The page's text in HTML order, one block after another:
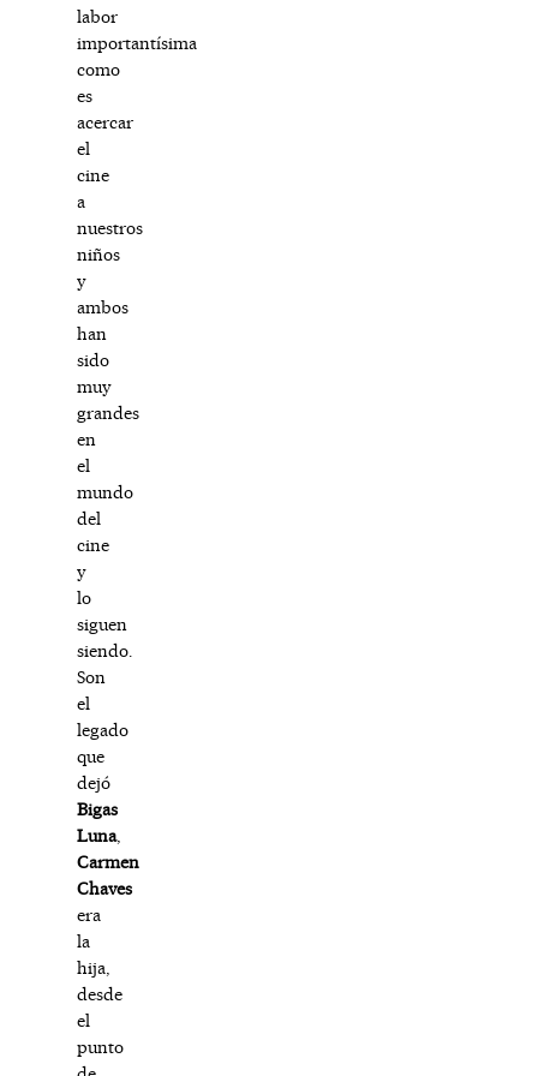
labor
importantísima
como
es
acercar
el
cine
a
nuestros
niños
y
ambos
han
sido
muy
grandes
en
el
mundo
del
cine
y
lo
siguen
siendo.
Son
el
legado
que
dejó
Bigas
Luna,
Carmen
Chaves
era
la
hija,
desde
el
punto